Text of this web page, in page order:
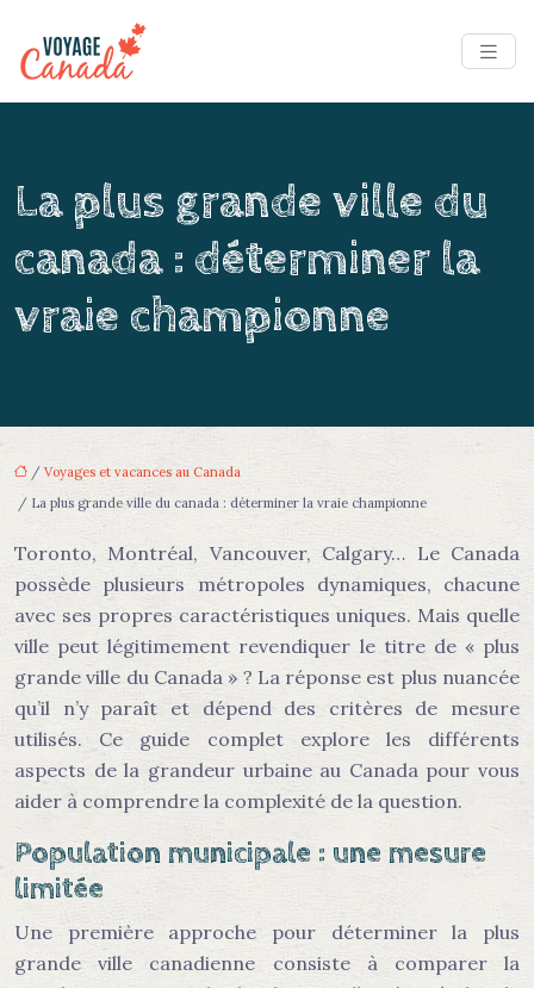
La plus grande ville du
canada : déterminer la
vraie championne
/ Voyages et vacances au Canada
/ La plus grande ville du canada : déterminer la vraie championne
Toronto, Montréal, Vancouver, Calgary… Le Canada
possède plusieurs métropoles dynamiques, chacune
avec ses propres caractéristiques uniques. Mais quelle
ville peut légitimement revendiquer le titre de « plus
grande ville du Canada » ? La réponse est plus nuancée
qu’il n’y paraît et dépend des critères de mesure
utilisés. Ce guide complet explore les différents
aspects de la grandeur urbaine au Canada pour vous
aider à comprendre la complexité de la question.
Population municipale : une mesure
limitée
Une première approche pour déterminer la plus
grande ville canadienne consiste à comparer la